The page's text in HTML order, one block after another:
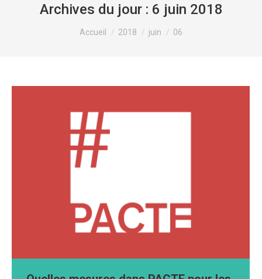
Archives du jour : 6 juin 2018
Vous êtes ici :
Accueil 2018 juin 06